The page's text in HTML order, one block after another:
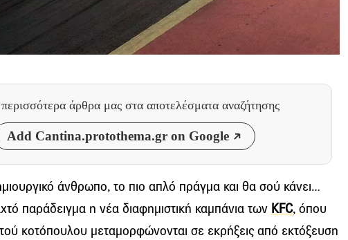
περισσότερα άρθρα μας στα αποτελέσματα αναζήτησης
Add Cantina.protothema.gr on Google
άνθρωπο, το πιο απλό πράγμα και θα σού κάνει…
παράδειγμα η νέα διαφημιστική καμπάνια των KFC, όπου
κοτόπουλου μεταμορφώνονται σε εκρήξεις από εκτόξευση